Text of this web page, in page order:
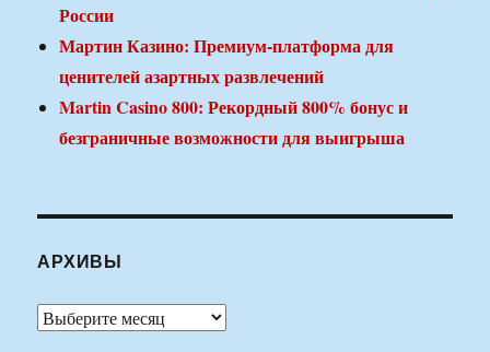
России
Мартин Казино: Премиум-платформа для
ценителей азартных развлечений
Martin Casino 800: Рекордный 800% бонус и
безграничные возможности для выигрыша
АРХИВЫ
Архивы